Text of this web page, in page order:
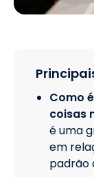
Como
coisas
é uma
em
padrão